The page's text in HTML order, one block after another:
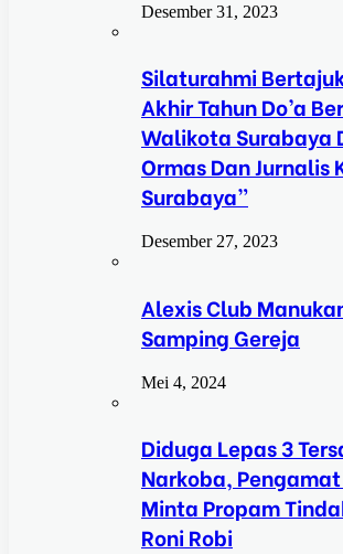
Desember 31, 2023
Silaturahmi
Akhir Tahun Do’a
Walikota Surabaya
Ormas Dan Jurnalis
Surabaya”
Desember 27, 2023
Alexis Club
Samping Gereja
Mei 4, 2024
Diduga Lepas 3
Narkoba,
Minta Propam
Roni Robi